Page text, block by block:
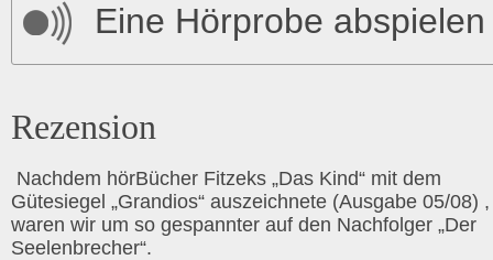
Eine Hörprobe abspielen
Rezension
Nachdem hörBücher Fitzeks „Das Kind“ mit dem
Gütesiegel „Grandios“ auszeichnete (Ausgabe 05/08) ,
waren wir um so gespannter auf den Nachfolger „Der
Seelenbrecher“.